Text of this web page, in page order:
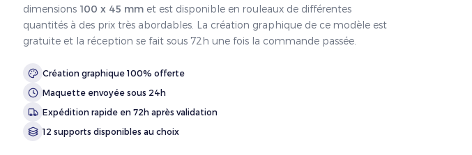
dimensions 100 x 45 mm et est disponible en rouleaux de différentes
quantités à des prix très abordables. La création graphique de ce modèle est
gratuite et la réception se fait sous 72h une fois la commande passée.
Création graphique 100% offerte
Maquette envoyée sous 24h
Expédition rapide en 72h après validation
12 supports disponibles au choix